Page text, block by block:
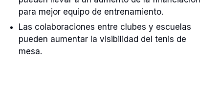
para mejor equipo de entrenamiento.
Las colaboraciones entre clubes y escuelas
pueden aumentar la visibilidad del tenis de
mesa.